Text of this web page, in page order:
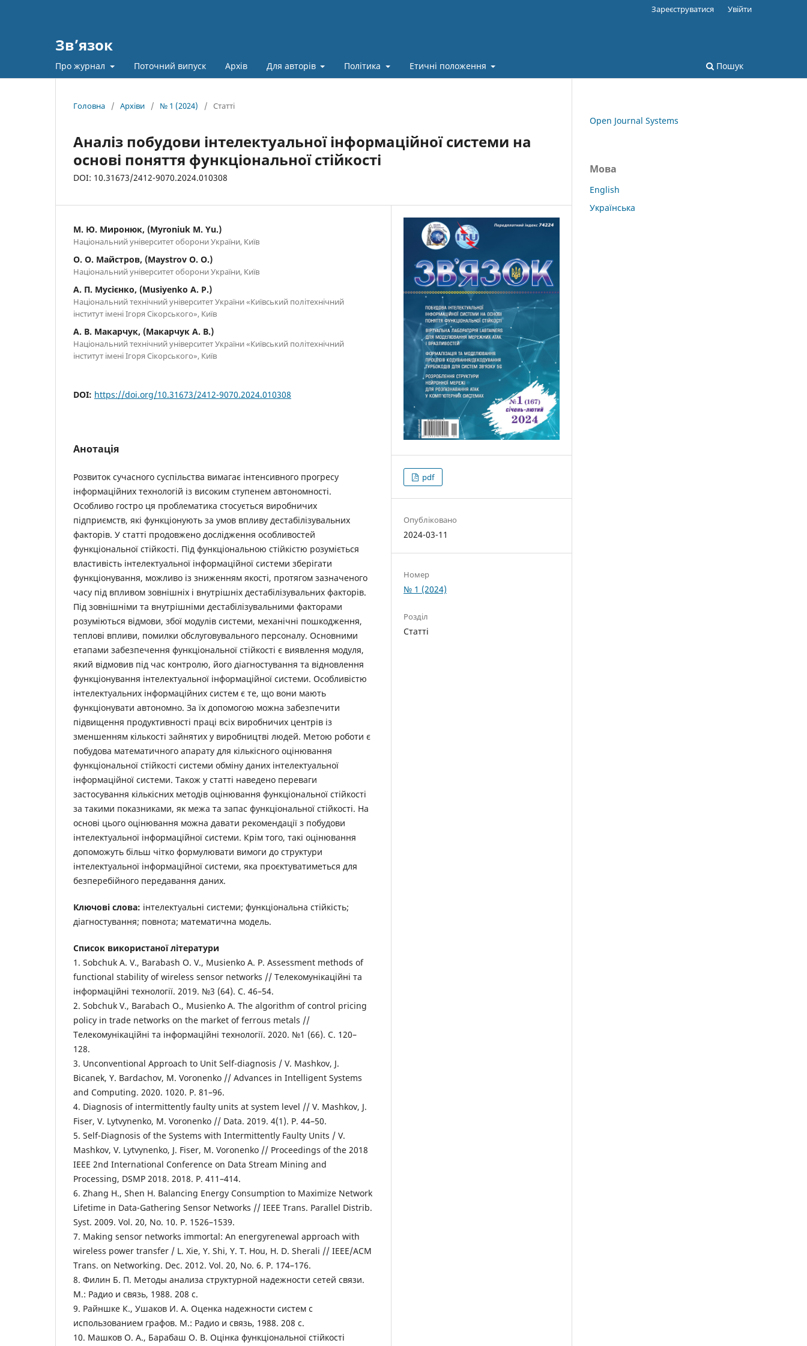
Зв’язок
Про журнал Поточний випуск Архів Для авторів Політика Етичні положення Пошук
Зареєструватися Увійти
Головна / Архіви / № 1 (2024) / Статті
Аналіз побудови інтелектуальної інформаційної системи на
основі поняття функціональної стійкості
DOI: 10.31673/2412-9070.2024.010308
М. Ю. Миронюк, (Myroniuk M. Yu.)
Національний університет оборони України, Київ
О. О. Майстров, (Maystrov O. O.)
Національний університет оборони України, Київ
А. П. Мусієнко, (Musiyenko A. P.)
Національний технічний університет України «Київський політехнічний
інститут імені Ігоря Сікорського», Київ
А. В. Макарчук, (Макарчук А. В.)
Національний технічний університет України «Київський політехнічний
інститут імені Ігоря Сікорського», Київ
DOI: https://doi.org/10.31673/2412-9070.2024.010308
Анотація
Розвиток сучасного суспільства вимагає інтенсивного прогресу
інформаційних технологій із високим ступенем автономності.
Особливо гостро ця проблематика стосується виробничих
підприємств, які функціонують за умов впливу дестабілізувальних
факторів. У статті продовжено дослідження особливостей
функціональної стійкості. Під функціональною стійкістю розуміється
властивість інтелектуальної інформаційної системи зберігати
функціонування, можливо із зниженням якості, протягом зазначеного
часу під впливом зовнішніх і внутрішніх дестабілізувальних факторів.
Під зовнішніми та внутрішніми дестабілізувальними факторами
розуміються відмови, збої модулів системи, механічні пошкодження,
теплові впливи, помилки обслуговувального персоналу. Основними
етапами забезпечення функціональної стійкості є виявлення модуля,
який відмовив під час контролю, його діагностування та відновлення
функціонування інтелектуальної інформаційної системи. Особливістю
інтелектуальних інформаційних систем є те, що вони мають
функціонувати автономно. За їх допомогою можна забезпечити
підвищення продуктивності праці всіх виробничих центрів із
зменшенням кількості зайнятих у виробництві людей. Метою роботи є
побудова математичного апарату для кількісного оцінювання
функціональної стійкості системи обміну даних інтелектуальної
інформаційної системи. Також у статті наведено переваги
застосування кількісних методів оцінювання функціональної стійкості
за такими показниками, як межа та запас функціональної стійкості. На
основі цього оцінювання можна давати рекомендації з побудови
інтелектуальної інформаційної системи. Крім того, такі оцінювання
допоможуть більш чітко формулювати вимоги до структури
інтелектуальної інформаційної системи, яка проєктуватиметься для
безперебійного передавання даних.
Ключові слова: інтелектуальні системи; функціональна стійкість;
діагностування; повнота; математична модель.
Список використаної літератури
1. Sobchuk A. V., Barabash O. V., Musienko A. P. Assessment methods of
functional stability of wireless sensor networks // Телекомунікаційні та
інформаційні технології. 2019. №3 (64). С. 46–54.
2. Sobchuk V., Barabach O., Musienko A. The algorithm of control pricing
policy in trade networks on the market of ferrous metals //
Телекомунікаційні та інформаційні технології. 2020. №1 (66). C. 120–
128.
3. Unconventional Approach to Unit Self-diagnosis / V. Mashkov, J.
Bicanek, Y. Bardachov, M. Voronenko // Advances in Intelligent Systems
and Computing. 2020. 1020. Р. 81–96.
4. Diagnosis of intermittently faulty units at system level // V. Mashkov, J.
Fiser, V. Lytvynenko, M. Voronenko // Data. 2019. 4(1). Р. 44–50.
5. Self-Diagnosis of the Systems with Intermittently Faulty Units / V.
Mashkov, V. Lytvynenko, J. Fiser, M. Voronenko // Proceedings of the 2018
IEEE 2nd International Conference on Data Stream Mining and
Processing, DSMP 2018. 2018. Р. 411–414.
6. Zhang H., Shen H. Balancing Energy Consumption to Maximize Network
Lifetime in Data-Gathering Sensor Networks // IEEE Trans. Parallel Distrib.
Syst. 2009. Vol. 20, No. 10. Р. 1526–1539.
7. Making sensor networks immortal: An energyrenewal approach with
wireless power transfer / L. Xie, Y. Shi, Y. T. Hou, H. D. Sherali // IEEE/ACM
Trans. on Networking. Dec. 2012. Vol. 20, No. 6. Р. 174–176.
8. Филин Б. П. Методы анализа структурной надежности сетей связи.
М.: Радио и связь, 1988. 208 с.
9. Райншке К., Ушаков И. А. Оценка надежности систем с
использованием графов. М.: Радио и связь, 1988. 208 c.
10. Машков О. А., Барабаш О. В. Оцінка функціональної стійкості
pdf
Опубліковано
2024-03-11
Номер
№ 1 (2024)
Розділ
Статті
Open Journal Systems
Мова
English
Українська